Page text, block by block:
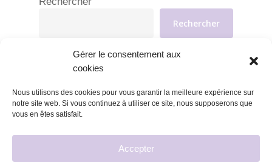
Gérer le consentement aux
cookies
Nous utilisons des cookies pour vous garantir la meilleure expérience sur
notre site web. Si vous continuez à utiliser ce site, nous supposerons que
vous en êtes satisfait.
Accepter
Rechercher